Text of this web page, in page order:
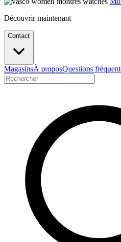
Découvrir maintenant
Contact
MagasinsÀ proposQuestions